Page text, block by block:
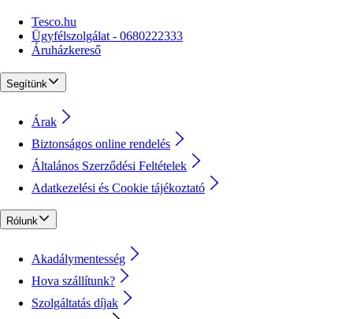
Tesco.hu
Ügyfélszolgálat - 0680222333
Áruházkereső
Segítünk
Árak
Biztonságos online rendelés
Általános Szerződési Feltételek
Adatkezelési és Cookie tájékoztató
Rólunk
Akadálymentesség
Hova szállítunk?
Szolgáltatás díjak